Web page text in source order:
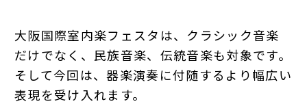
大阪国際室内楽フェスタは、クラシック音楽
だけでなく、民族音楽、伝統音楽も対象です。
そして今回は、器楽演奏に付随するより幅広い
表現を受け入れます。